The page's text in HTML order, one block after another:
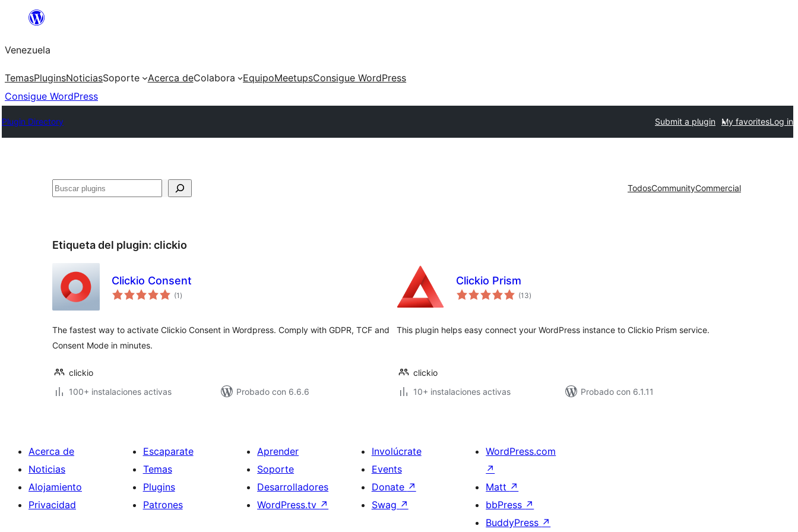
Saltar
contenido
Venezuela
TemasPluginsNoticiasSoporte Acerca deColabora EquipoMeetupsConsigue WordPress
Consigue WordPress
Plugin Directory Submit a plugin My favoritesLog in
Buscar TodosCommunityCommercial
Etiqueta del plugin: clickio
Clickio Consent
(1 total
de
)
The fastest way to activate Clickio Consent in Wordpress. Comply with GDPR, TCF and
Consent Mode in minutes.
clickio
100+ instalaciones activas
Probado con 6.6.6
Clickio Prism
(13total
de
)
This plugin helps easy connect your WordPress instance to Clickio Prism service.
clickio
10+ instalaciones activas
Probado con 6.1.11
Acerca de
Noticias
Alojamiento
Privacidad
Escaparate
Temas
Plugins
Patrones
Aprender
Soporte
Desarrolladores
WordPress.tv ↗
Involúcrate
Events
Donate ↗
Swag ↗
WordPress.com
↗
Matt ↗
bbPress ↗
BuddyPress ↗